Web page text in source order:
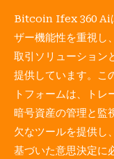
Bitcoin Ifex 360 Ai
ザー機能性を重視し
取引ソリューション
提供しています。こ
トフォームは、トレ
暗号資産の管理と監
欠なツールを提供し
基づいた意思決定に